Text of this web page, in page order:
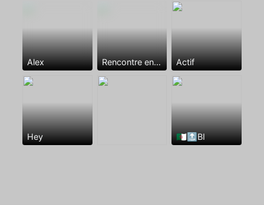
Alex Rencontre entre mecs Actif
Hey 🇩🇿🔝BI